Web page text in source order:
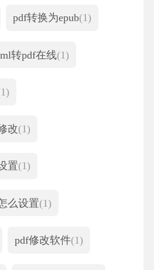
pdf转换为epub(1)
转pdf在线(1)
改(1)
置(1)
么设置(1)
pdf修改软件(1)